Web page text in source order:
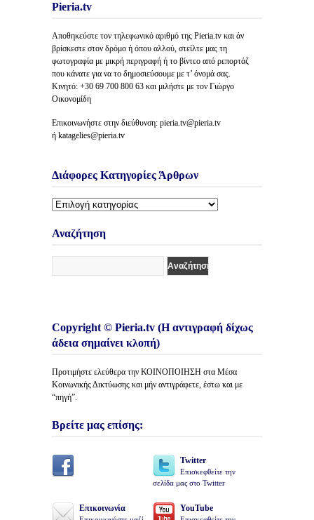
Pieria.tv
Αποθηκεύστε τον τηλεφωνικό αριθμό της Pieria.tv και άν
βρίσκεστε στον δρόμο ή όπου αλλού, στείλτε μας τη
φωτογραφία με μικρή περιγραφή ή το βίντεο από ρεπορτάζ
που κάνατε για να το δημοσιεύσουμε με τ’ όνομά σας.
Κινητό: +30 69 700 800 63 και μιλήστε με τον Γιώργο
Οικονομίδη
Επικοινωνήστε στην διεύθυνση: pieria.tv@pieria.tv
ή katagelies@pieria.tv
Διάφορες Κατηγορίες Άρθρων
Διάφορες
Άρθρων
Αναζήτηση
Copyright © Pieria.tv (Η αντιγραφή δίχως
άδεια σημαίνει κλοπή)
Προτιμήστε ελεύθερα την ΚΟΙΝΟΠΟΙΗΣΗ στα Μέσα
Κοινωνικής Δικτύωσης και μήν αντιγράφετε, έστω και με
“πηγή”.
Βρείτε μας επίσης:
Twitter
Επισκεφθείτε την
σελίδα μας στο Twitter
Επικοινωνία YouTube